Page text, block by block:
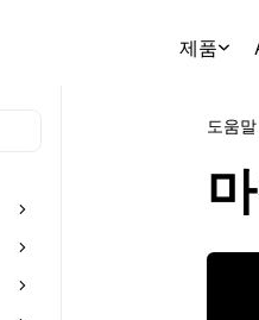
제품
도움